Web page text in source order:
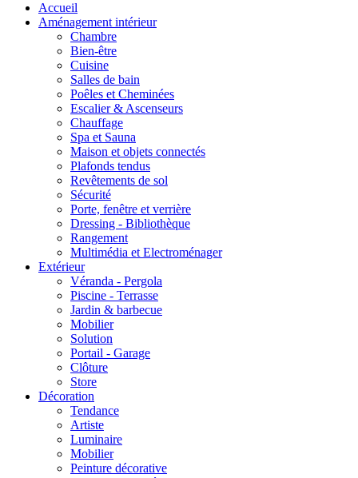
Accueil
Aménagement intérieur
Chambre
Bien-être
Cuisine
Salles de bain
Poêles et Cheminées
Escalier & Ascenseurs
Chauffage
Spa et Sauna
Maison et objets connectés
Plafonds tendus
Revêtements de sol
Sécurité
Porte, fenêtre et verrière
Dressing - Bibliothèque
Rangement
Multimédia et Electroménager
Extérieur
Véranda - Pergola
Piscine - Terrasse
Jardin & barbecue
Mobilier
Solution
Portail - Garage
Clôture
Store
Décoration
Tendance
Artiste
Luminaire
Mobilier
Peinture décorative